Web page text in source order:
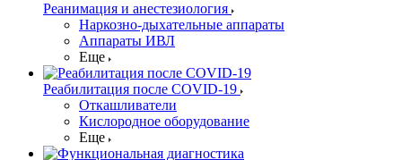
Реанимация и анестезиология
Наркозно-дыхательные аппараты
Аппараты ИВЛ
Еще
Реабилитация после COVID-19
Откашливатели
Кислородное оборудование
Еще